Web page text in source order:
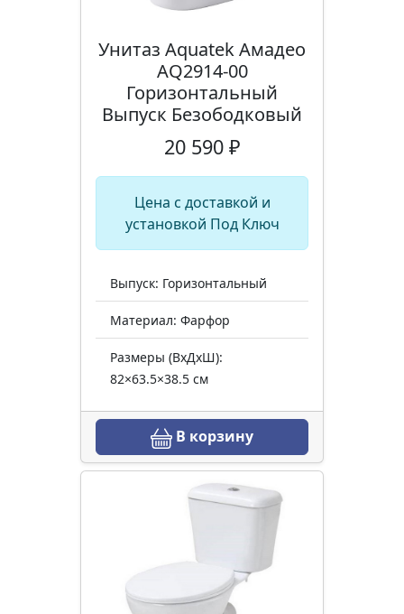
Унитаз Aquatek Амадео
AQ2914-00
Горизонтальный
Выпуск Безободковый
20 590 ₽
Цена с доставкой и
установкой Под Ключ
Выпуск: Горизонтальный
Материал: Фарфор
Размеры (ВхДхШ):
82×63.5×38.5 см
В корзину